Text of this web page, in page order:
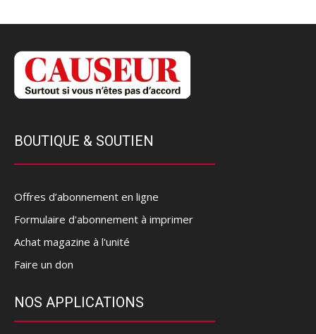
BOUTIQUE & SOUTIEN
Offres d’abonnement en ligne
Formulaire d'abonnement à imprimer
Achat magazine à l'unité
Faire un don
NOS APPLICATIONS